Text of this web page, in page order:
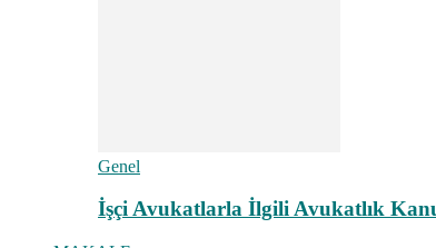
Genel
İşçi Avukatlarla İlgili Avukatlık